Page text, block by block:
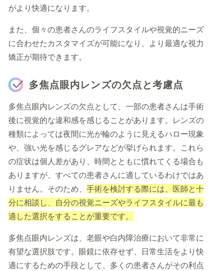
がより快適になります。
また、個々の患者さんのライフスタイルや視覚的ニーズ
に合わせたカスタマイズが可能になり、より最適な視力
矯正が期待できます。
多焦点眼内レンズの欠点と考慮点
多焦点眼内レンズの欠点として、一部の患者さんは手術
後に視覚的な違和感を感じることがあります。レンズの
種類によっては夜間に光が輪のように見えるハロー現象
や、強い光を感じるグレアなどが挙げられます。これら
の症状は個人差があり、時間とともに慣れてくる場合も
ありますが、すべての患者さんに適しているわけではあ
りません。そのため、 手術を検討する際には、医師と十
分に相談し、自分の視覚ニーズやライフスタイルに最も
適した選択をすることが重要です。
多焦点眼内レンズは、老眼や白内障治療において非常に
有望な選択肢です。眼鏡に依存せず、日常生活をより快
適にするための手段として、多くの患者さんがその利点